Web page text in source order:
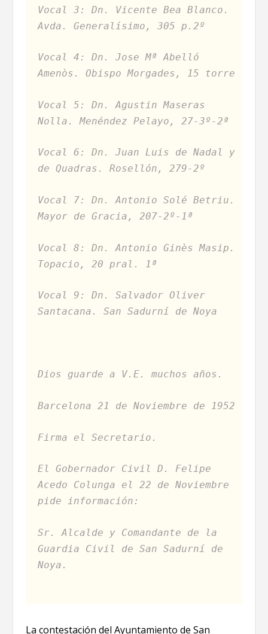
Vocal 3: Dn. Vicente Bea Blanco.
Avda. Generalísimo, 305 p.2º
Vocal 4: Dn. Jose Mª Abelló
Amenòs. Obispo Morgades, 15 torre
Vocal 5: Dn. Agustin Maseras
Nolla. Menéndez Pelayo, 27-3º-2ª
Vocal 6: Dn. Juan Luis de Nadal y
de Quadras. Rosellón, 279-2º
Vocal 7: Dn. Antonio Solé Betriu.
Mayor de Gracia, 207-2º-1ª
Vocal 8: Dn. Antonio Ginès Masip.
Topacio, 20 pral. 1ª
Vocal 9: Dn. Salvador Oliver
Santacana. San Sadurní de Noya
Dios guarde a V.E. muchos años.
Barcelona 21 de Noviembre de 1952
Firma el Secretario.
El Gobernador Civil D. Felipe
Acedo Colunga el 22 de Noviembre
pide información:
Sr. Alcalde y Comandante de la
Guardia Civil de San Sadurní de
Noya.
La contestación del Ayuntamiento de San